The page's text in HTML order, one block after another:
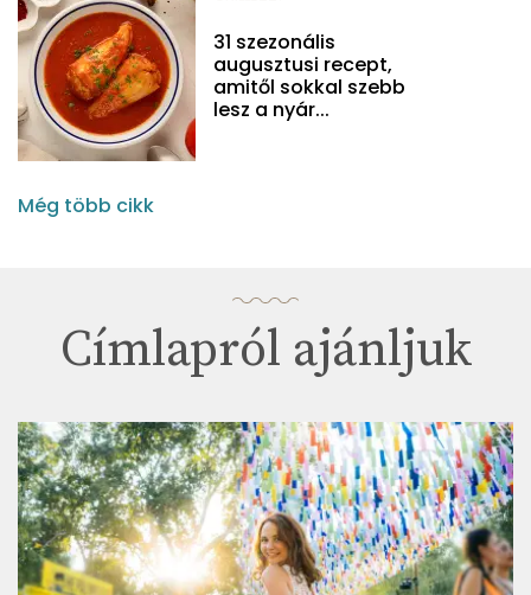
31 szezonális
augusztusi recept,
amitől sokkal szebb
lesz a nyár...
Még több cikk
Címlapról ajánljuk